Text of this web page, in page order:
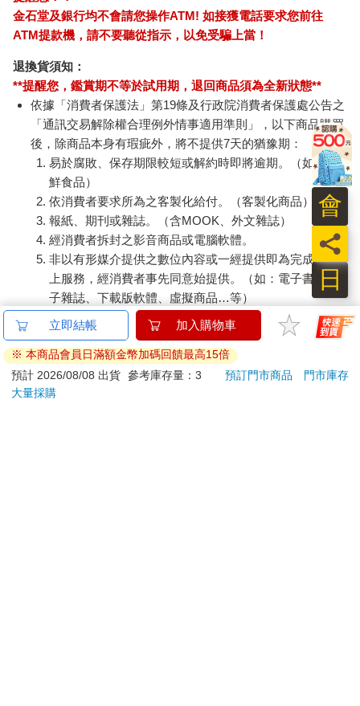
小呸角-直式易拉扣證
件組(黑色)
加入購物車
百樂健握玩色搖搖筆
0.5PURE聯名 麝香葡
加入購物車
您可能會喜歡
Ergotech人因 SW216
2.01吋衡動智慧腕錶
1590 特價 890 元
加入購物車
悠遊卡錶帶－黑色
（20mm適用）
特價 490 元
誘
貨)
日
員
會